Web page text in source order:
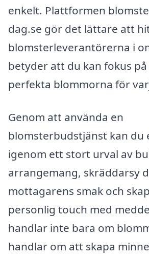
enkelt. Plattformen
dag.se gör det lättare att
blomsterleverantörerna i
betyder att du kan fokus
perfekta blommorna för
Genom att använda en
blomsterbudstjänst kan du
igenom ett stort urval av
arrangemang, skräddarsy
mottagarens smak och
personlig touch med
handlar inte bara om
handlar om att skapa